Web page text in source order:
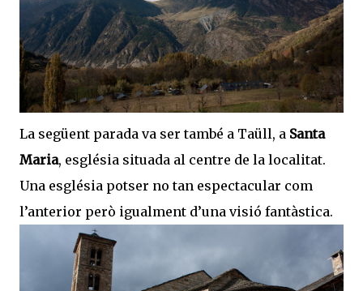
La següent parada va ser també a Taüll, a Santa
Maria, església situada al centre de la localitat.
Una església potser no tan espectacular com
l’anterior però igualment d’una visió fantàstica.